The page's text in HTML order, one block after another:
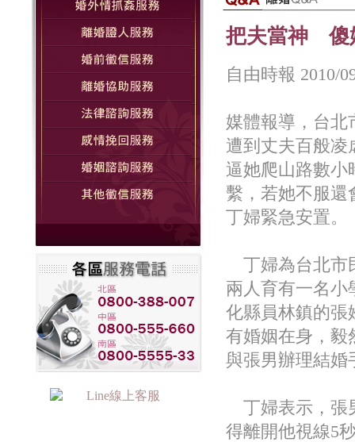
把夫當神 傻
自由時報 2010/
媒體報導，台北
遭到丈夫百般凌
逼她爬山路數小
繫，若她不服還
丁婦緊急安置。
丁婦為台北市
兩人育有一名小
化縣員林鎮的張
有婚姻在身，毅
與張男辦理結
丁婦表示，張
得離開他視線5